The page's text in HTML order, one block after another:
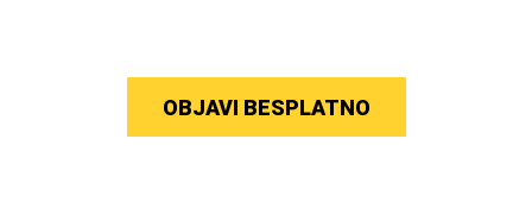
OBJAVI BESPLATNO